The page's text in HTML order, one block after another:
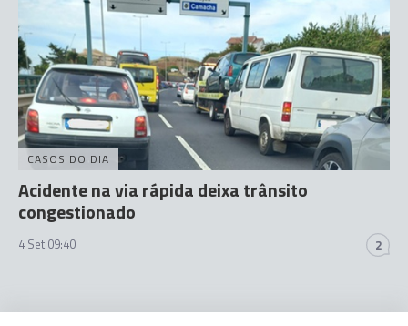
CASOS DO DIA
Acidente na via rápida deixa trânsito
congestionado
4 Set 09:40 2